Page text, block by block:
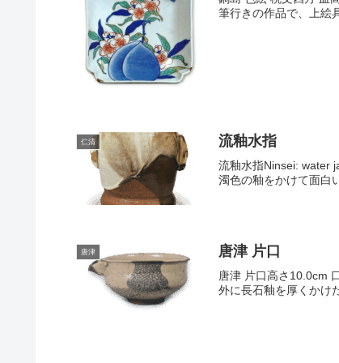
筆行きの作品で、上絵
仁清 流釉水指
流釉水指Ninsei: water
濁色の釉をかけて面白
唐津 唐津 片口
唐津 片口高さ10.0cm
外に長石釉を厚くかけ